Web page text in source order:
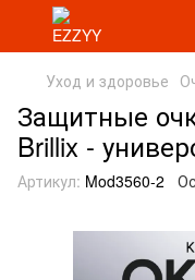
Уход и здоровье
Защитные
Brillix -
Артикул: Mod3560-2